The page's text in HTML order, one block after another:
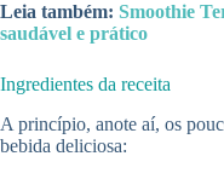
Leia também: Smoothie
saudável e prático
Ingredientes da receita
A princípio, anote aí, os
bebida deliciosa: